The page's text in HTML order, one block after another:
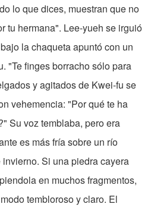
lo que dices, muestran que no
tu hermana". Lee-yueh se irguió
la chaqueta apuntó con un
"Te finges borracho sólo para
y agitados de Kwei-fu se
vehemencia: "Por qué te ha
Su voz temblaba, pero era
es más fría sobre un río
Si una piedra cayera
en muchos fragmentos,
tembloroso y claro. El